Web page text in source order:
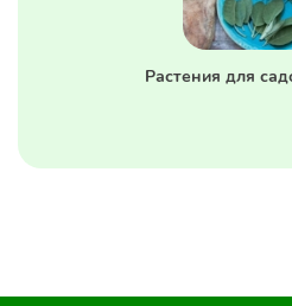
Растения для